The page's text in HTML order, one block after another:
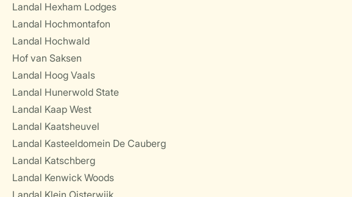
Landal Hexham Lodges
Landal Hochmontafon
Landal Hochwald
Hof van Saksen
Landal Hoog Vaals
Landal Hunerwold State
Landal Kaap West
Landal Kaatsheuvel
Landal Kasteeldomein De Cauberg
Landal Katschberg
Landal Kenwick Woods
Landal Klein Oisterwijk